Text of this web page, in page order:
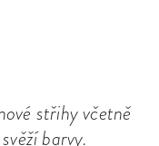
střihy včetně
barvy.